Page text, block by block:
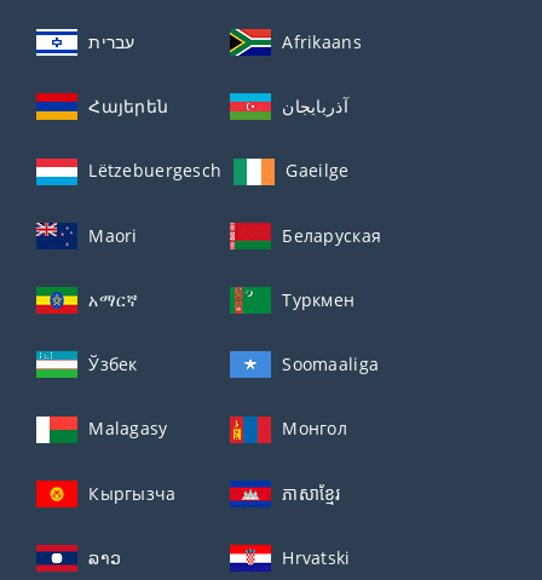
עברית Afrikaans
Հայերեն آذربايجان
Lëtzebuergesch Gaeilge
Maori Беларуская
አማርኛ Туркмен
Ўзбек Soomaaliga
Malagasy Монгол
Кыргызча ភាសាខ្មែរ
ລາວ Hrvatski